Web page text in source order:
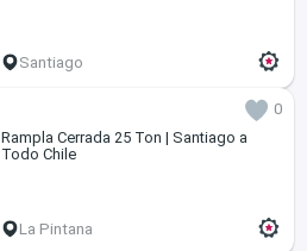
Santiago
0
Rampla Cerrada 25 Ton | Santiago a
Todo Chile
La Pintana